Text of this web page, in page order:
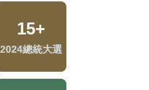
13+
海峽論壇專區